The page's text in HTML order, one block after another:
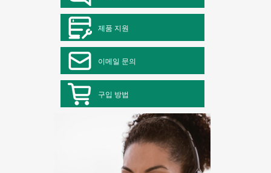
제품 지원
이메일 문의
구입 방법